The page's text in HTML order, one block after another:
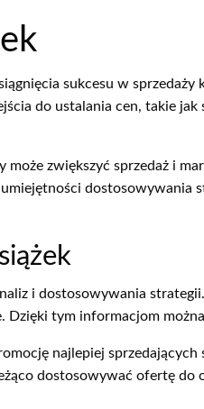
sukcesu w
do ustalania cen, takie
zwiększyć sprzedaż i
i dostosowywania
Dzięki tym informacjom
najlepiej sprzedających
dostosowywać ofertę